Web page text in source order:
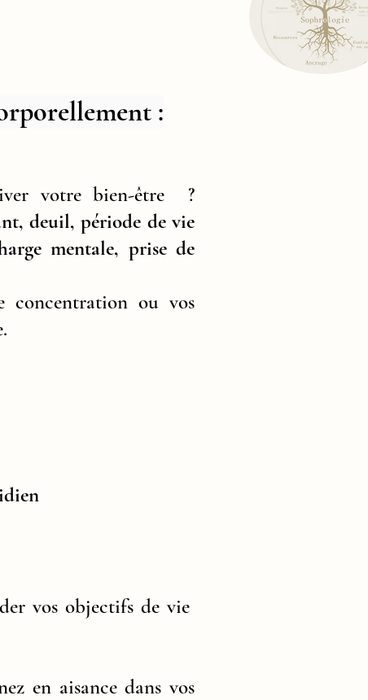
:
votre bien-être ?
deuil, période de vie
mentale, prise de
concentration ou vos
vos objectifs de vie
en aisance dans vos